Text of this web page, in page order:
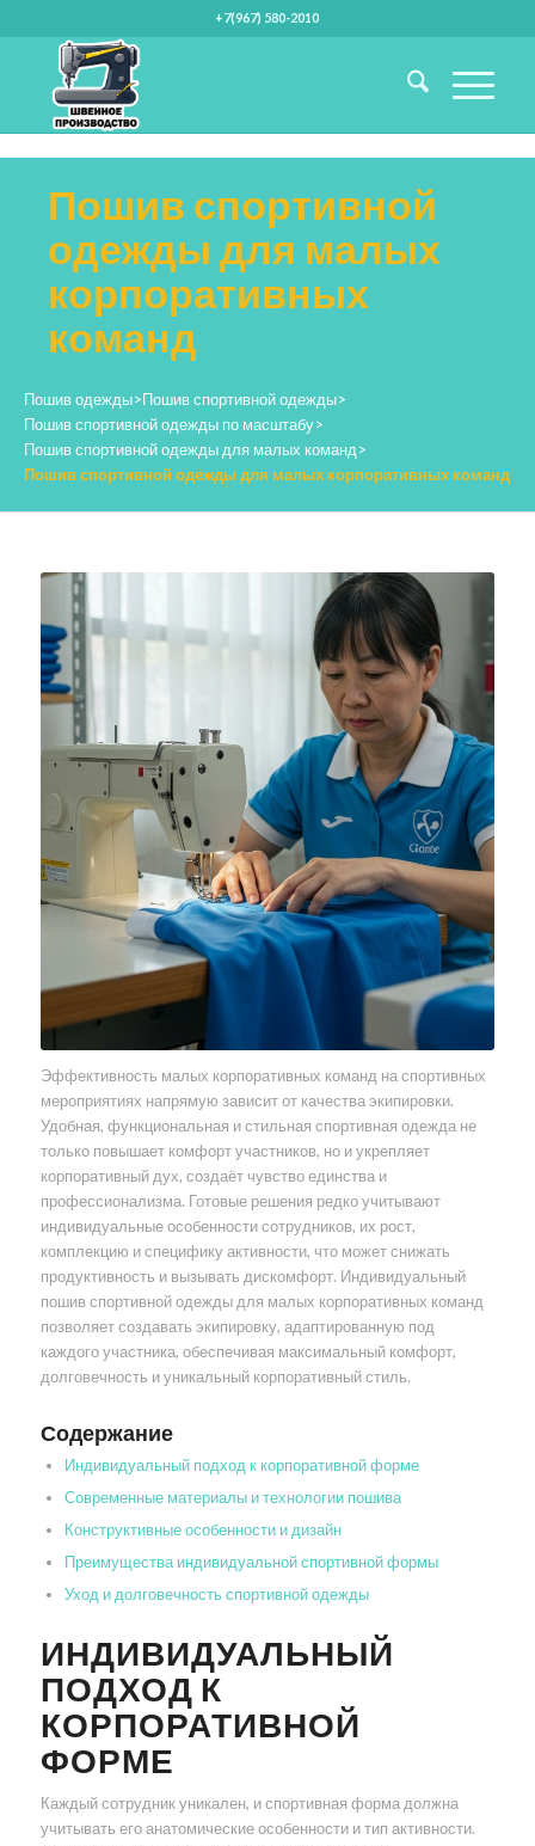
+7(967) 580-2010
Пошив спортивной
одежды для малых
корпоративных
команд
Пошив одежды>Пошив спортивной одежды>
Пошив спортивной одежды по масштабу>
Пошив спортивной одежды для малых команд>
Пошив спортивной одежды для малых корпоративных команд
Эффективность малых корпоративных команд на спортивных
мероприятиях напрямую зависит от качества экипировки.
Удобная, функциональная и стильная спортивная одежда не
только повышает комфорт участников, но и укрепляет
корпоративный дух, создаёт чувство единства и
профессионализма. Готовые решения редко учитывают
индивидуальные особенности сотрудников, их рост,
комплекцию и специфику активности, что может снижать
продуктивность и вызывать дискомфорт. Индивидуальный
пошив спортивной одежды для малых корпоративных команд
позволяет создавать экипировку, адаптированную под
каждого участника, обеспечивая максимальный комфорт,
долговечность и уникальный корпоративный стиль.
Содержание
Индивидуальный подход к корпоративной форме
Современные материалы и технологии пошива
Конструктивные особенности и дизайн
Преимущества индивидуальной спортивной формы
Уход и долговечность спортивной одежды
ИНДИВИДУАЛЬНЫЙ
ПОДХОД К
КОРПОРАТИВНОЙ
ФОРМЕ
Каждый сотрудник уникален, и спортивная форма должна
учитывать его анатомические особенности и тип активности.